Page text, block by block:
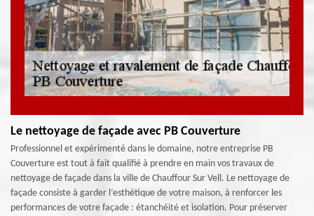
Le nettoyage de façade avec PB Couverture
Professionnel et expérimenté dans le domaine, notre entreprise PB
Couverture est tout à fait qualifié à prendre en main vos travaux de
nettoyage de façade dans la ville de Chauffour Sur Vell. Le nettoyage de
façade consiste à garder l’esthétique de votre maison, à renforcer les
performances de votre façade : étanchéité et isolation. Pour préserver